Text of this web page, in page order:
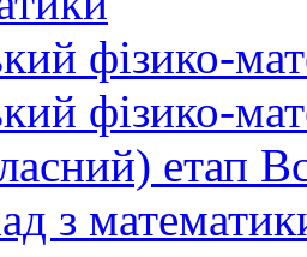
фізико-
фізико-
етап
з